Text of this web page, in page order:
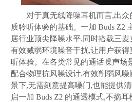
对于真无线降噪耳机而言,出
质聆听体验的基础。一加 Buds Z2
居行业顶尖降噪水平,同时搭载三
有效减弱环境噪音干扰,让用户获
听体验。在各类常见的通话噪声场
配合物理抗风噪设计,有效削弱风
景下,无需刻意提高嗓门,也能提供
启一加 Buds Z2 的通透模式,不摘